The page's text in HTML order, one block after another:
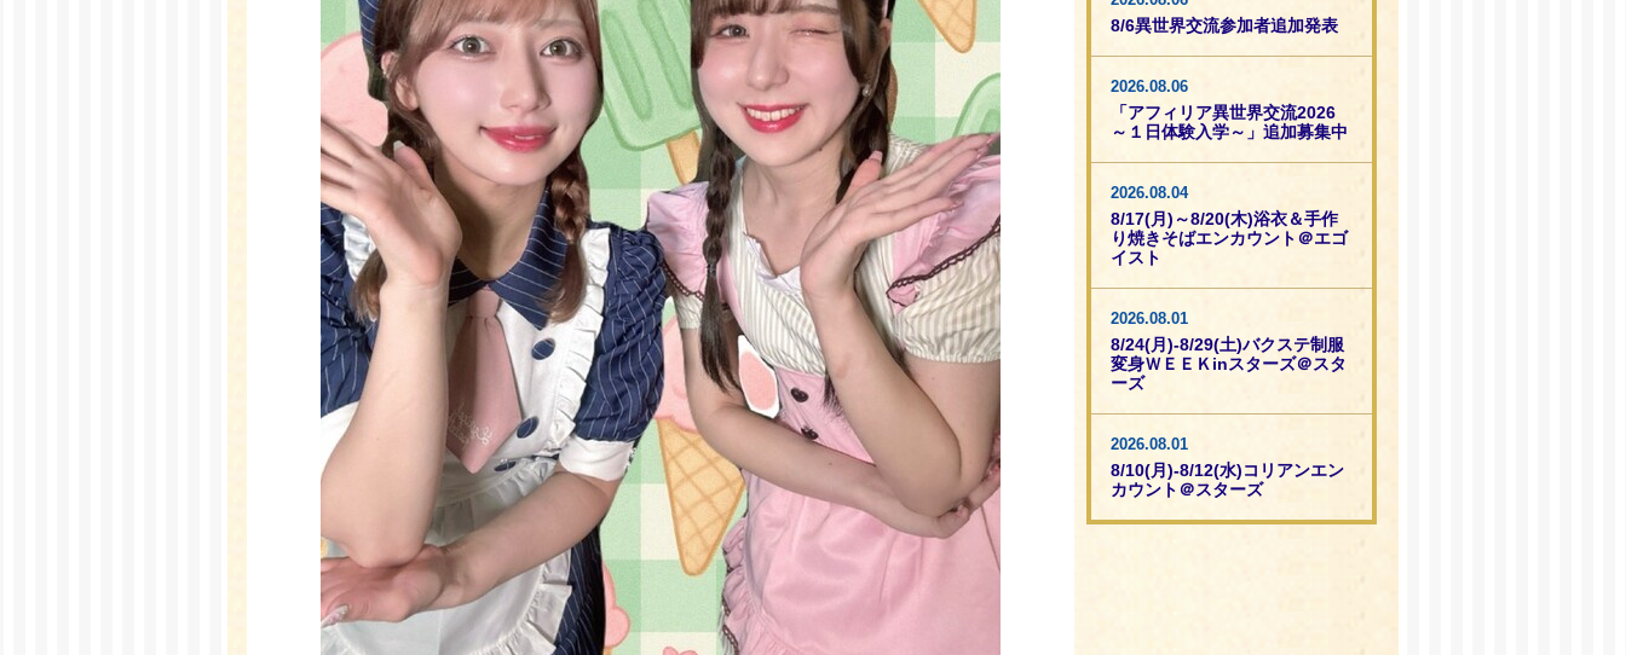
8/6異世界交流参加者追加発表
2026.08.06
「アフィリア異世界交流2026
～１日体験入学～」追加募集中
2026.08.04
8/17(月)～8/20(木)浴衣＆手作
り焼きそばエンカウント＠エゴ
イスト
2026.08.01
8/24(月)-8/29(土)バクステ制服
変身ＷＥＥＫinスターズ＠スタ
ーズ
2026.08.01
8/10(月)-8/12(水)コリアンエン
カウント＠スターズ